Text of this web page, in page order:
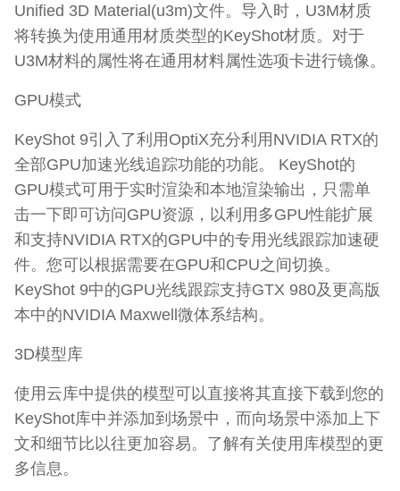
Unified 3D Material(u3m)文件。导入时，U3M材质
将转换为使用通用材质类型的KeyShot材质。对于
U3M材料的属性将在通用材料属性选项卡进行镜像。
GPU模式
KeyShot 9引入了利用OptiX充分利用NVIDIA RTX的
全部GPU加速光线追踪功能的功能。 KeyShot的
GPU模式可用于实时渲染和本地渲染输出，只需单
击一下即可访问GPU资源，以利用多GPU性能扩展
和支持NVIDIA RTX的GPU中的专用光线跟踪加速硬
件。您可以根据需要在GPU和CPU之间切换。
KeyShot 9中的GPU光线跟踪支持GTX 980及更高版
本中的NVIDIA Maxwell微体系结构。
3D模型库
使用云库中提供的模型可以直接将其直接下载到您的
KeyShot库中并添加到场景中，而向场景中添加上下
文和细节比以往更加容易。了解有关使用库模型的更
多信息。